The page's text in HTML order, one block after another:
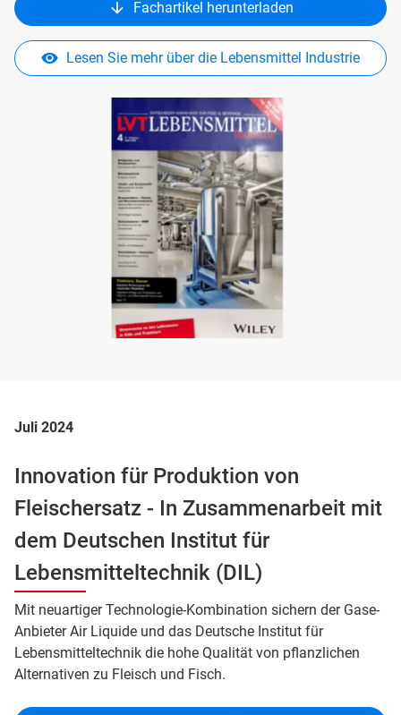
Fachartikel herunterladen
Lesen Sie mehr über die Lebensmittel Industrie
Juli 2024
Innovation für Produktion von
Fleischersatz - In Zusammenarbeit mit
dem Deutschen Institut für
Lebensmitteltechnik (DIL)
Mit neuartiger Technologie-Kombination sichern der Gase-
Anbieter Air Liquide und das Deutsche Institut für
Lebensmitteltechnik die hohe Qualität von pflanzlichen
Alternativen zu Fleisch und Fisch.